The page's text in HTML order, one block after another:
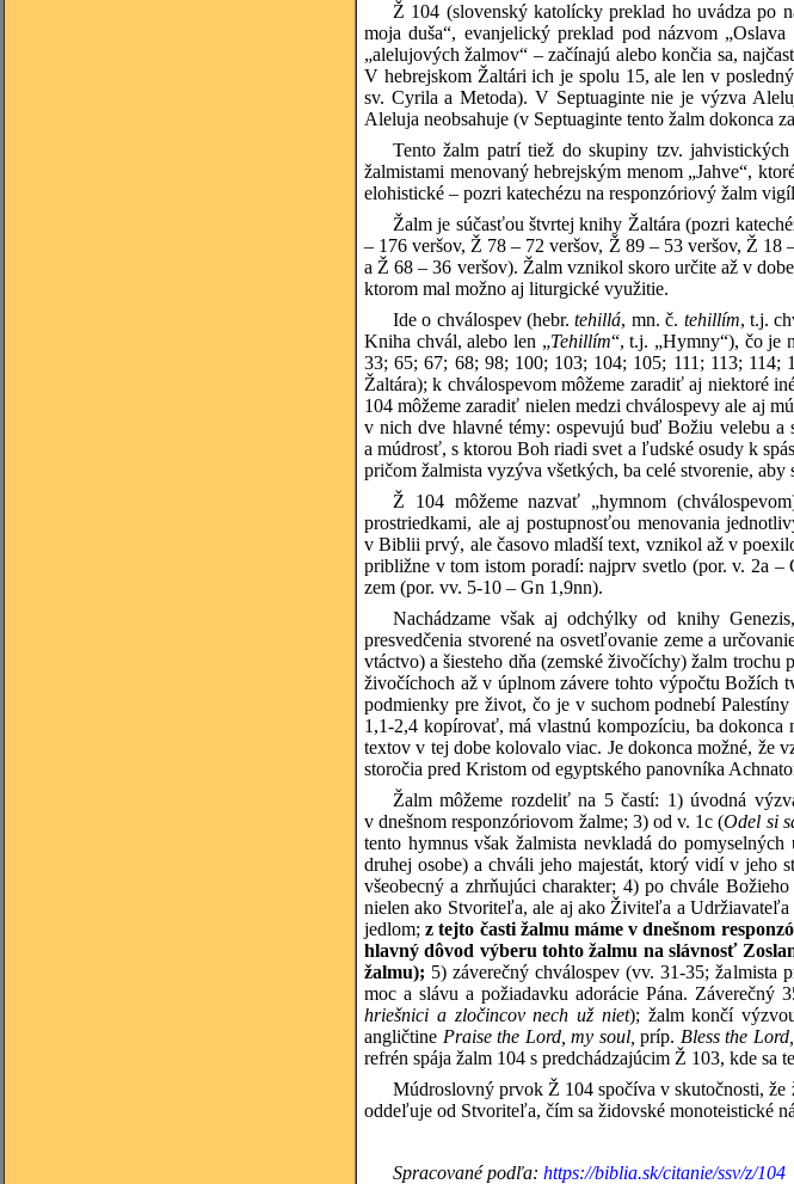
Ž 104 (slovenský katolícky preklad ho uvádza po
moja duša“, evanjelický preklad pod názvom
„alelujových žalmov“ – začínajú alebo končia sa,
V hebrejskom Žaltári ich je spolu 15, ale len v
sv. Cyrila a Metoda). V Septuaginte nie je výzva
Aleluja neobsahuje (v Septuaginte tento žalm dokonca
Tento žalm patrí tiež do skupiny tzv.
žalmistami menovaný hebrejským menom „Jahve“,
elohistické – pozri katechézu na responzóriový žalm
Žalm je súčasťou štvrtej knihy Žaltára (pozri
– 176 veršov, Ž 78 – 72 veršov, Ž 89 – 53 veršov, Ž
a Ž 68 – 36 veršov). Žalm vznikol skoro určite až v
ktorom mal možno aj liturgické využitie.
Ide o chválospev (hebr.tehillá, mn. č. tehillím, t.j.
Kniha chvál, alebo len „Tehillím“, t.j. „Hymny“), čo je
33; 65; 67; 68; 98; 100; 103; 104; 105; 111; 113; 114;
Žaltára); k chválospevom môžeme zaradiť aj niektoré
104 môžeme zaradiť nielen medzi chválospevy ale aj
v nich dve hlavné témy: ospevujú buď Božiu velebu a
a múdrosť, s ktorou Boh riadi svet a ľudské osudy k
pričom žalmista vyzýva všetkých, ba celé stvorenie, aby
Ž 104 môžeme nazvať „hymnom
prostriedkami, ale aj postupnosťou menovania
v Biblii prvý, ale časovo mladší text, vznikol až v
približne v tom istom poradí: najprv svetlo (por. v. 2a –
zem (por. vv. 5-10 – Gn 1,9nn).
Nachádzame však aj odchýlky od knihy
presvedčenia stvorené na osvetľovanie zeme a
vtáctvo) a šiesteho dňa (zemské živočíchy) žalm
živočíchoch až v úplnom závere tohto výpočtu Božích
podmienky pre život, čo je v suchom podnebí
1,1-2,4 kopírovať, má vlastnú kompozíciu, ba
textov v tej dobe kolovalo viac. Je dokonca možné, že
storočia pred Kristom od egyptského panovníka
Žalm môžeme rozdeliť na 5 častí: 1) úvodná
v dnešnom responzóriovom žalme; 3) od v. 1c (Odel si
tento hymnus však žalmista nevkladá do
druhej osobe) a chváli jeho majestát, ktorý vidí v jeho
všeobecný a zhrňujúci charakter; 4) po chvále
nielen ako Stvoriteľa, ale aj ako Živiteľa a
jedlom;z tejto časti žalmu máme v dnešnom
hlavný dôvod výberu tohto žalmu na slávnosť
žalmu); 5) záverečný chválospev (vv. 31-35; žalmista
moc a slávu a požiadavku adorácie Pána.
hriešnici a zločincov nech už niet); žalm končí
angličtine Praisethe Lord, my soul, príp. Bless the
refrén spája žalm 104 s predchádzajúcim Ž 103, kde sa
Múdroslovnýprvok Ž 104 spočíva v skutočnosti, že
oddeľuje od Stvoriteľa, čím sa židovské monoteistické
Spracované podľa: https://biblia.sk/citanie/ssv/z/104